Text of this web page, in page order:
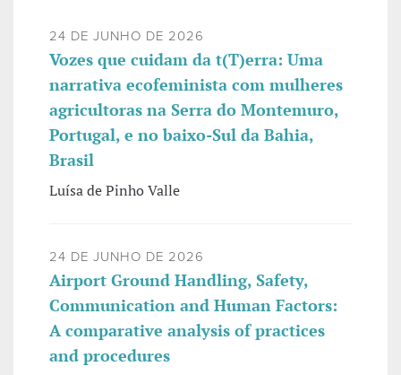
24 DE JUNHO DE 2026
Vozes que cuidam da t(T)erra: Uma
narrativa ecofeminista com mulheres
agricultoras na Serra do Montemuro,
Portugal, e no baixo-Sul da Bahia,
Brasil
Luísa de Pinho Valle
24 DE JUNHO DE 2026
Airport Ground Handling, Safety,
Communication and Human Factors:
A comparative analysis of practices
and procedures